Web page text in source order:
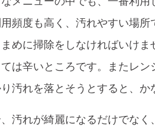
頻度も高く、汚れやすい場
めに掃除をしなければいけま
は辛いところです。またレ
汚れを落とそうとすると、か
汚れが綺麗になるだけでな